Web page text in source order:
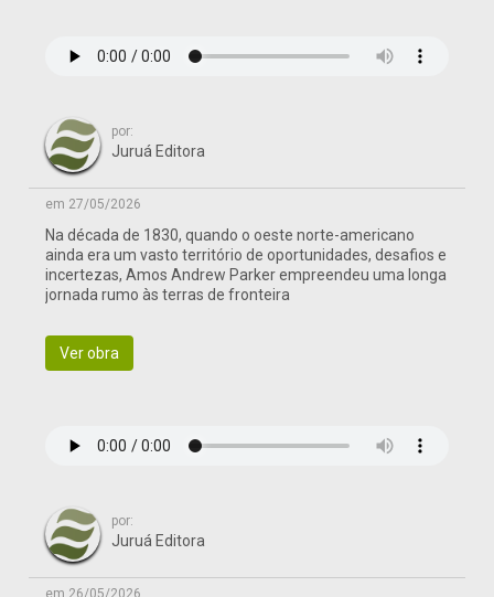
por:
Juruá Editora
em 27/05/2026
Na década de 1830, quando o oeste norte-americano
ainda era um vasto território de oportunidades, desafios e
incertezas, Amos Andrew Parker empreendeu uma longa
jornada rumo às terras de fronteira
Ver obra
por:
Juruá Editora
em 26/05/2026